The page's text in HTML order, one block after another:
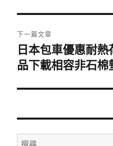
覽
文
章:
下一篇文章
下
一
文
日本包車優惠耐
品下載相容非石棉
搜